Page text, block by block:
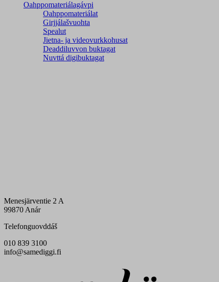
Oahppomateriálagávpi
Oahppomateriálat
Girjjálašvuohta
Spealut
Jietna- ja videovurkkohusat
Deaddiluvvon buktagat
Nuvttá digibuktagat
Menesjärventie 2 A
99870 Anár
Telefonguovddáš
010 839 3100
info@samediggi.fi